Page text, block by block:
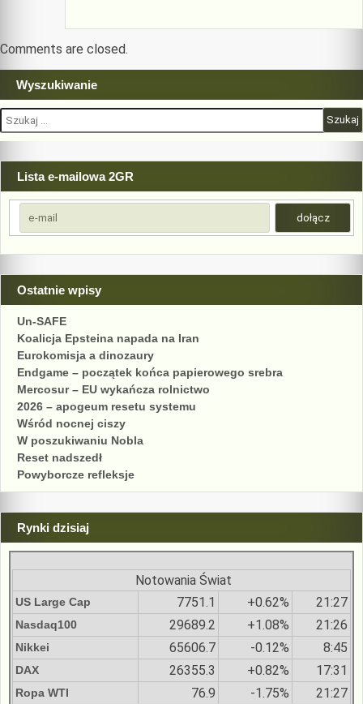
Comments are closed.
Wyszukiwanie
Szukaj:
Lista e-mailowa 2GR
Ostatnie wpisy
Un-SAFE
Koalicja Epsteina napada na Iran
Eurokomisja a dinozaury
Endgame – początek końca papierowego srebra
Mercosur – EU wykańcza rolnictwo
2026 – apogeum resetu systemu
Wśród nocnej ciszy
W poszukiwaniu Nobla
Reset nadszedł
Powyborcze refleksje
Rynki dzisiaj
Notowania Świat
US Large Cap 7751.1 +0.62% 21:27
Nasdaq100 29689.2 +1.08% 21:26
Nikkei 65606.7 -0.12% 8:45
DAX 26355.3 +0.82% 17:31
Ropa WTI 76.9 -1.75% 21:27